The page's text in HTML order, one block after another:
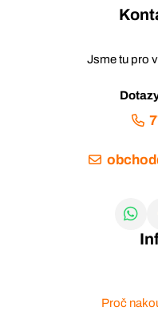
Jsme tu pro
Proč